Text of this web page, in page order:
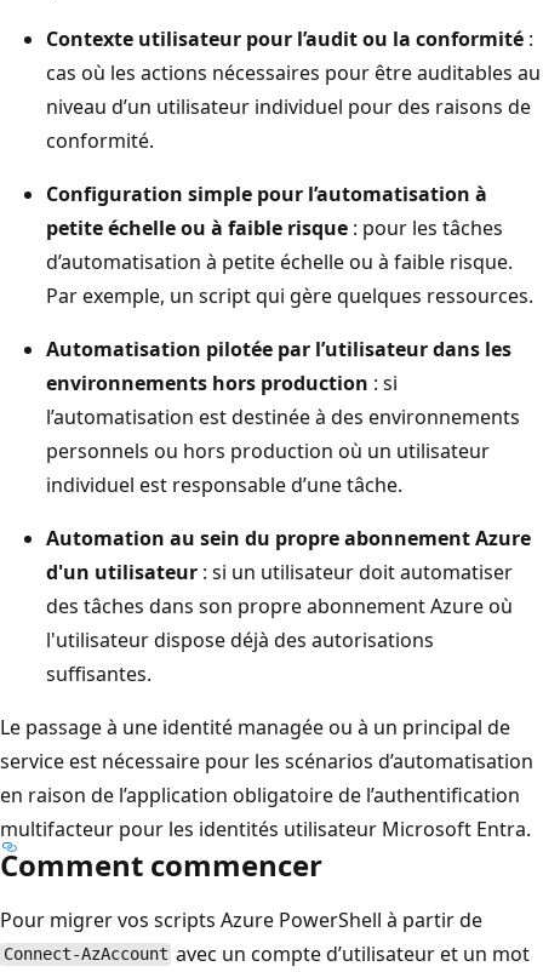
Contexte utilisateur pour l’audit ou la conformité :
cas où les actions nécessaires pour être auditables au
niveau d’un utilisateur individuel pour des raisons de
conformité.
Configuration simple pour l’automatisation à
petite échelle ou à faible risque : pour les tâches
d’automatisation à petite échelle ou à faible risque.
Par exemple, un script qui gère quelques ressources.
Automatisation pilotée par l’utilisateur dans les
environnements hors production : si
l’automatisation est destinée à des environnements
personnels ou hors production où un utilisateur
individuel est responsable d’une tâche.
Automation au sein du propre abonnement Azure
d'un utilisateur : si un utilisateur doit automatiser
des tâches dans son propre abonnement Azure où
l'utilisateur dispose déjà des autorisations
suffisantes.
Le passage à une identité managée ou à un principal de
service est nécessaire pour les scénarios d’automatisation
en raison de l’application obligatoire de l’authentification
multifacteur pour les identités utilisateur Microsoft Entra.
Comment commencer
Pour migrer vos scripts Azure PowerShell à partir de
Connect-AzAccount avec un compte d’utilisateur et un mot